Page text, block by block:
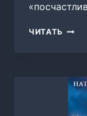
ЧИТАТЬ